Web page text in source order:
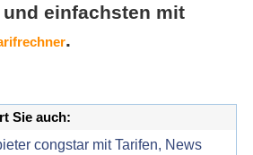
einfachsten mit
.
Sie auch:
congstar mit Tarifen, News